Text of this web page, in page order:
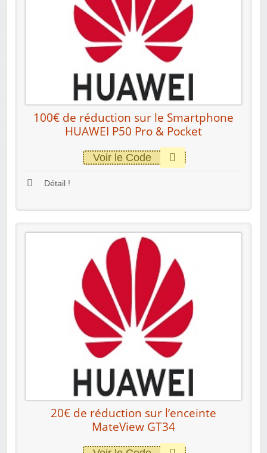
100€ de réduction sur le Smartphone
HUAWEI P50 Pro & Pocket
Voir le Code
Détail !
20€ de réduction sur l’enceinte
MateView GT34